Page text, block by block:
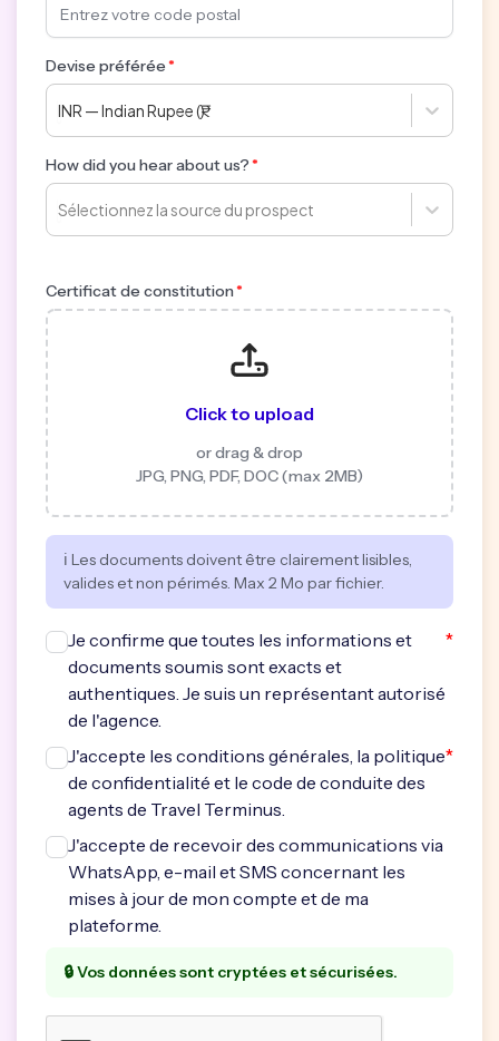
Devise préférée
INR — Indian Rupee (₹)
How did you hear about us?
Sélectionnez la source du prospect
Certificat de constitution
Click to upload
or drag & drop
JPG, PNG, PDF, DOC (max 2MB)
ℹ️ Les documents doivent être clairement lisibles,
valides et non périmés. Max 2 Mo par fichier.
Je confirme que toutes les informations et
documents soumis sont exacts et
authentiques. Je suis un représentant autorisé
de l'agence.
*
J'accepte les conditions générales, la politique
de confidentialité et le code de conduite des
agents de Travel Terminus.
*
J'accepte de recevoir des communications via
WhatsApp, e-mail et SMS concernant les
mises à jour de mon compte et de ma
plateforme.
🔒 Vos données sont cryptées et sécurisées.